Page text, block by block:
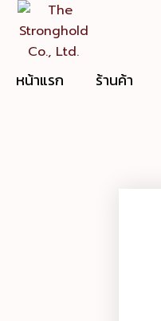
Skip
content
หน้าแรก ร้านค้า